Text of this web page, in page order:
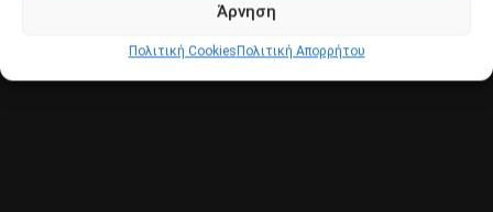
Άρνηση
Πολιτική CookiesΠολιτική Απορρήτου